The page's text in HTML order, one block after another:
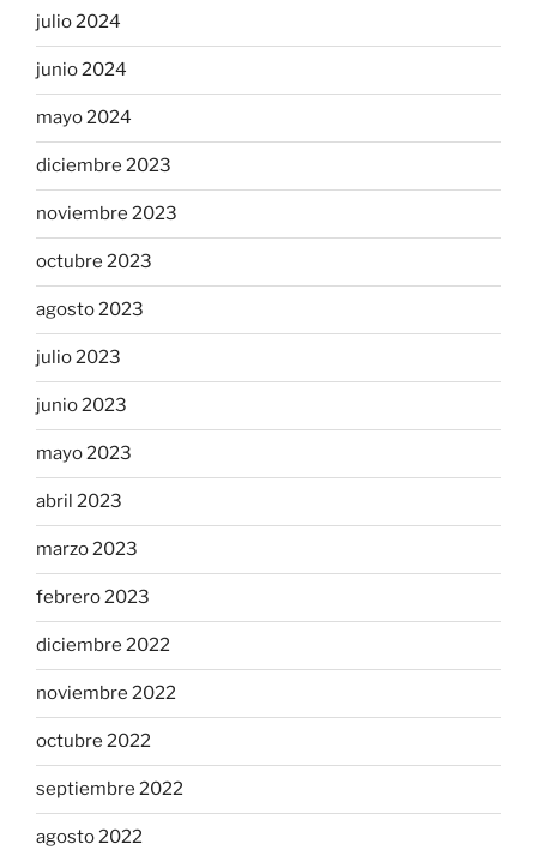
julio 2024
junio 2024
mayo 2024
diciembre 2023
noviembre 2023
octubre 2023
agosto 2023
julio 2023
junio 2023
mayo 2023
abril 2023
marzo 2023
febrero 2023
diciembre 2022
noviembre 2022
octubre 2022
septiembre 2022
agosto 2022